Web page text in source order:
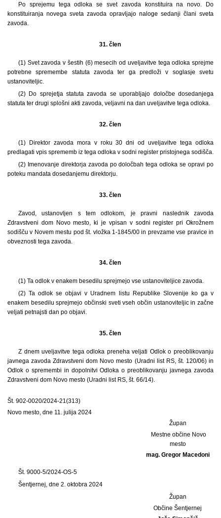
Po sprejemu tega odloka se svet zavoda konstituira na novo. Do
konstituiranja novega sveta zavoda opravljajo naloge sedanji člani sveta
zavoda.
31. člen
(1) Svet zavoda v šestih (6) mesecih od uveljavitve tega odloka sprejme
potrebne spremembe statuta zavoda ter ga predloži v soglasje svetu
ustanoviteljic.
(2) Do sprejetja statuta zavoda se uporabljajo določbe dosedanjega
statuta ter drugi splošni akti zavoda, veljavni na dan uveljavitve tega odloka.
32. člen
(1) Direktor zavoda mora v roku 30 dni od uveljavitve tega odloka
predlagati vpis sprememb iz tega odloka v sodni register pristojnega sodišča.
(2) Imenovanje direktorja zavoda po določbah tega odloka se opravi po
poteku mandata dosedanjemu direktorju.
33. člen
Zavod, ustanovljen s tem odlokom, je pravni naslednik zavoda
Zdravstveni dom Novo mesto, ki je vpisan v sodni register pri Okrožnem
sodišču v Novem mestu pod št. vložka 1-1845/00 in prevzame vse pravice in
obveznosti tega zavoda.
34. člen
(1) Ta odlok v enakem besedilu sprejmejo vse ustanoviteljice zavoda.
(2) Ta odlok se objavi v Uradnem listu Republike Slovenije ko ga v
enakem besedilu sprejmejo občinski sveti vseh občin ustanoviteljic in začne
veljati petnajsti dan po objavi.
35. člen
Z dnem uveljavitve tega odloka preneha veljati Odlok o preoblikovanju
javnega zavoda Zdravstveni dom Novo mesto (Uradni list RS, št. 120/06) in
Odlok o spremembi in dopolnitvi Odloka o preoblikovanju javnega zavoda
Zdravstveni dom Novo mesto (Uradni list RS, št. 66/14).
Št. 902-0020/2024-21(313)
Novo mesto, dne 11. julija 2024
Župan
Mestne občine Novo
mesto
mag. Gregor Macedoni
Št. 9000-5/2024-OS-5
Šentjernej, dne 2. oktobra 2024
Župan
Občine Šentjernej